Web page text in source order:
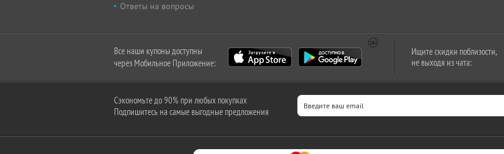
Ответы на вопросы
Все наши купоны доступны
через Мобильное Приложение:
Ищите скидки поблизости,
не выходя из чата:
Сэкономьте до 90% при любых покупках
Подпишитесь на самые выгодные предложения